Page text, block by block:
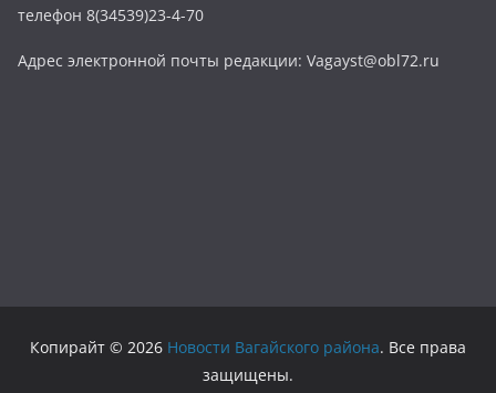
телефон 8(34539)23-4-70
Адрес электронной почты редакции: Vagayst@obl72.ru
Копирайт © 2026 Новости Вагайского района. Все права
защищены.